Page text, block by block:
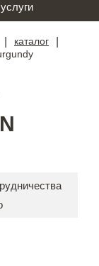
услуги
каталог